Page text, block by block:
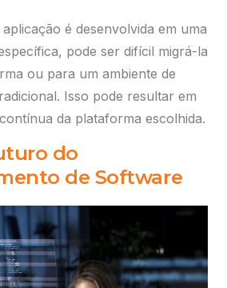
abaixo:
a comissões.
emissão de 2ª via de NF,
é desenvolvida em uma
pode ser difícil migrá-la
ou para um ambiente de
Isso pode resultar em
da plataforma escolhida.
do
de Software